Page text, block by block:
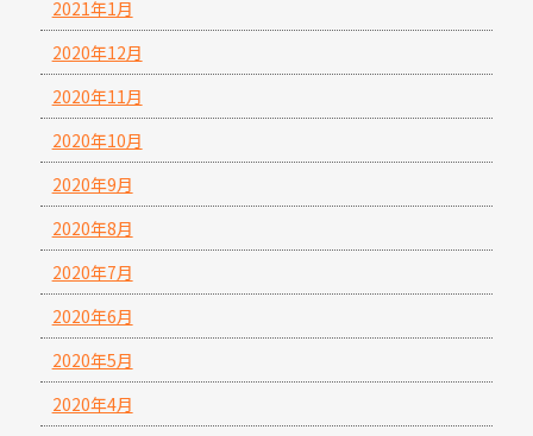
2021年1月
2020年12月
2020年11月
2020年10月
2020年9月
2020年8月
2020年7月
2020年6月
2020年5月
2020年4月